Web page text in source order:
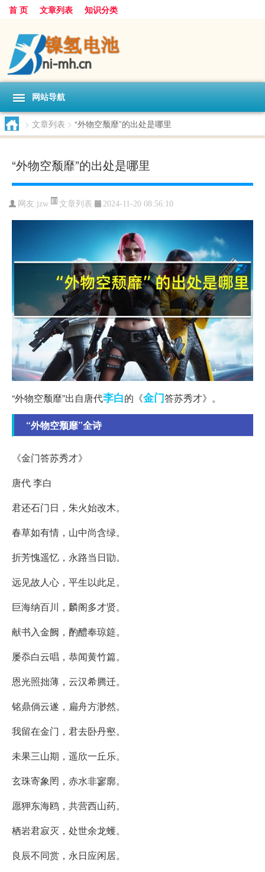
首 页 文章列表 知识分类
网站导航
> 文章列表 > “外物空颓靡”的出处是哪里
“外物空颓靡”的出处是哪里
网友:jzw 文章列表 2024-11-20 08:56:10
“外物空颓靡”出自唐代李白的《金门答苏秀才》。
“外物空颓靡”全诗
《金门答苏秀才》
唐代 李白
君还石门日，朱火始改木。
春草如有情，山中尚含绿。
折芳愧遥忆，永路当日勖。
远见故人心，平生以此足。
巨海纳百川，麟阁多才贤。
献书入金阙，酌醴奉琼筵。
屡忝白云唱，恭闻黄竹篇。
恩光照拙薄，云汉希腾迁。
铭鼎倘云遂，扁舟方渺然。
我留在金门，君去卧丹壑。
未果三山期，遥欣一丘乐。
玄珠寄象罔，赤水非寥廓。
愿狎东海鸥，共营西山药。
栖岩君寂灭，处世余龙蠖。
良辰不同赏，永日应闲居。